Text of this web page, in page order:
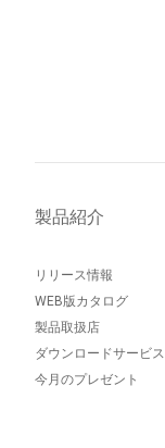
製品紹介
リリース情報
WEB版カタログ
製品取扱店
ダウンロードサービス
今月のプレゼント